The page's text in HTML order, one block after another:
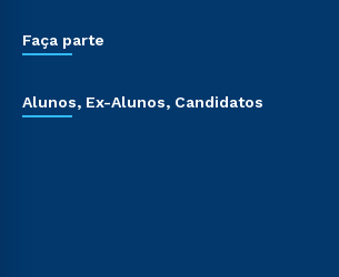
Faça parte
Alunos, Ex-Alunos, Candidatos